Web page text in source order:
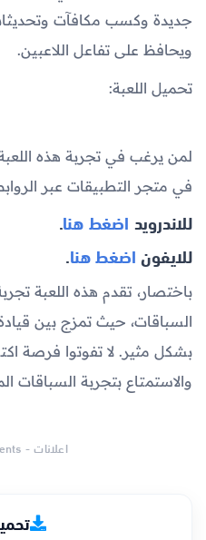
جديدة وكسب مكافآت
ويحافظ على تفاعل اللاعبين.
تحميل اللعبة:
لمن يرغب في تجربة هذه
في متجر التطبيقات عبر
للاندرويد اضغط هنا.
للايفون اضغط هنا.
باختصار، تقدم هذه اللعبة
السباقات، حيث تمزج بين
بشكل مثير. لا تفوتوا فرصة
والاستمتاع بتجربة السباقات
اعلانات - Advertisements